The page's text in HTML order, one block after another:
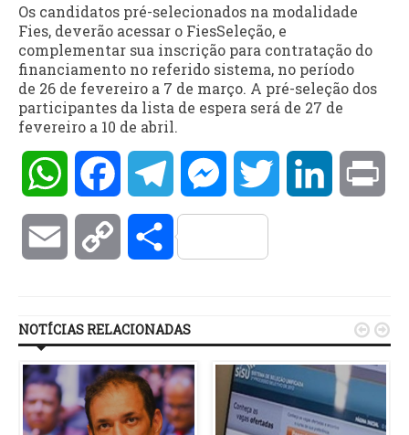
Os candidatos pré-selecionados na modalidade
Fies, deverão acessar o FiesSeleção, e
complementar sua inscrição para contratação do
financiamento no referido sistema, no período
de 26 de fevereiro a 7 de março. A pré-seleção dos
participantes da lista de espera será de 27 de
fevereiro a 10 de abril.
WhatsAppFacebookTelegramMessengerTwitter LinkedIn
Email Copy Compartilhar
NOTÍCIAS RELACIONADAS  